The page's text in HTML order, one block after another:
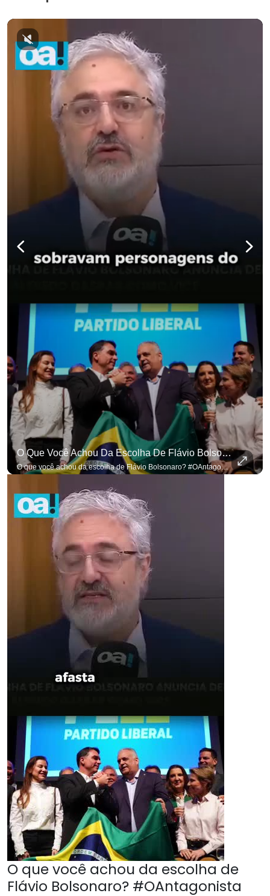
O Que Você Achou Da Escolha De Flávio Bolsonaro? #OAntagonista
O que você achou da escolha de Flávio Bolsonaro? #OAntagonista Se você busca informação com credibilidade, inscreva-se agora e ative o
O que você achou da escolha de
Flávio Bolsonaro? #OAntagonista